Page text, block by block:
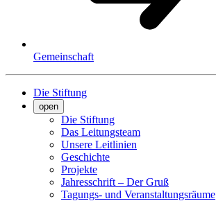
Gemeinschaft
Die Stiftung
open
Die Stiftung
Das Leitungsteam
Unsere Leitlinien
Geschichte
Projekte
Jahresschrift – Der Gruß
Tagungs- und Veranstaltungsräume